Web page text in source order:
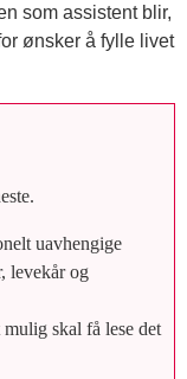
som assistent blir,
ønsker å fylle livet
uavhengige
levekår og
skal få lese det